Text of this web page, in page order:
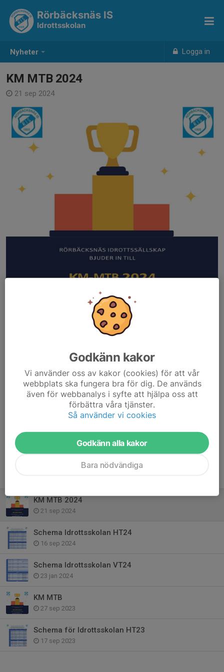
Nyheter Logga in
Rörbäcksnäs IS
Idrottsskolan
KM MTB 2024
21 sep 2024
KM MTB 2024
21 sep 2024
Schema Idrottsskolan HT24
16 sep 2024
Schema Idrottsskolan VT24
23 jan 2024
KM MTB
27 sep 2023
Schema för Idrottsskolan HT23
17 sep 2023
Godkänn kakor
Vi använder oss av kakor (cookies) för att vår
webbplats ska fungera bra för dig. De används
även för webbanalys i syfte att hjälpa oss att
förbättra våra tjänster.
Så använder vi cookies
Godkänn alla kakor
Bara nödvändiga